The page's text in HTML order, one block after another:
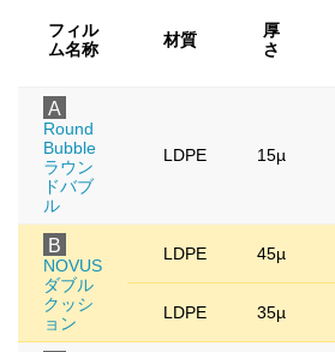
フィル
ム名称
材質
厚
さ
A
Round
Bubble
ラウン
ドバブ
ル
LDPE 15µ
B
NOVUS
ダブル
クッシ
ョン
LDPE 45µ
LDPE 35µ